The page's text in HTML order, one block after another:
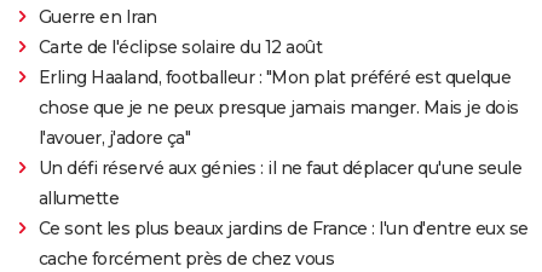
Guerre en Iran
Carte de l'éclipse solaire du 12 août
Erling Haaland, footballeur : "Mon plat préféré est quelque
chose que je ne peux presque jamais manger. Mais je dois
l'avouer, j'adore ça"
Un défi réservé aux génies : il ne faut déplacer qu'une seule
allumette
Ce sont les plus beaux jardins de France : l'un d'entre eux se
cache forcément près de chez vous